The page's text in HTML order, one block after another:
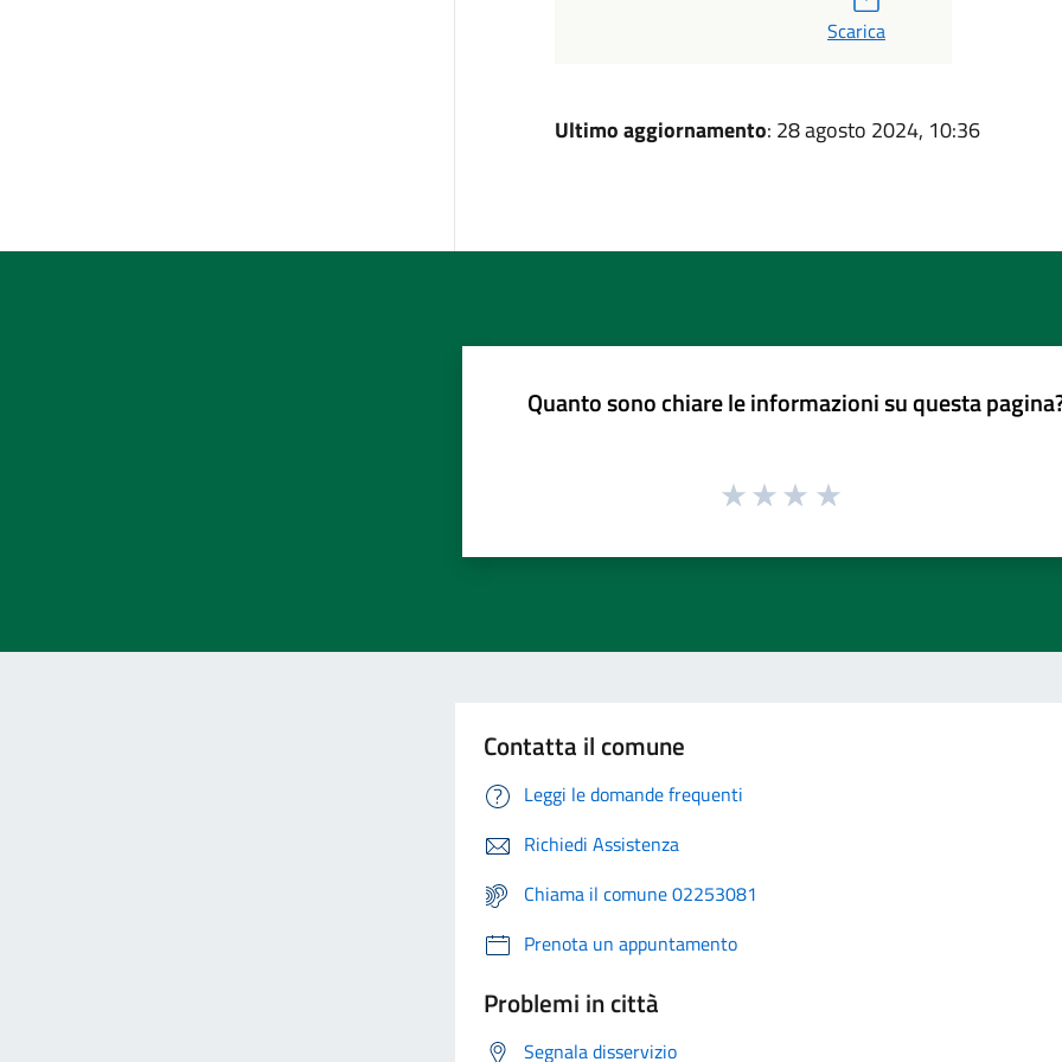
Scarica
Ultimo aggiornamento: 28 agosto 2024, 10:36
Quanto sono chiare le informazioni su questa
Contatta il comune
Leggi le domande frequenti
Richiedi Assistenza
Chiama il comune 02253081
Prenota un appuntamento
Problemi in città
Segnala disservizio